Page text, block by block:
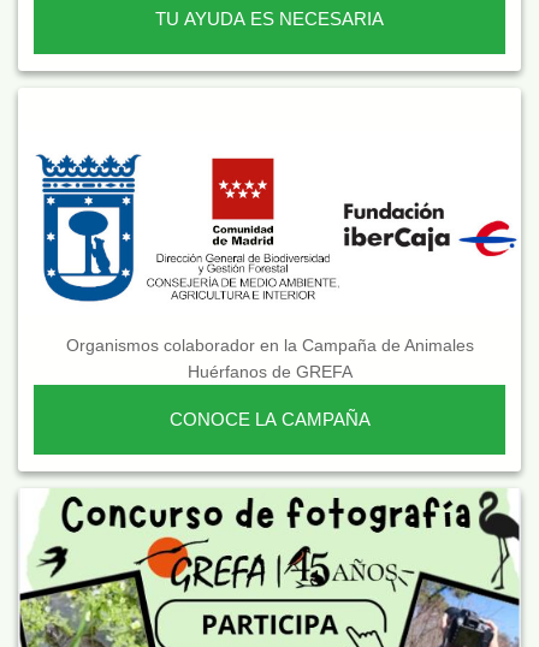
TU AYUDA ES NECESARIA
Organismos colaborador en la Campaña de Animales
Huérfanos de GREFA
CONOCE LA CAMPAÑA